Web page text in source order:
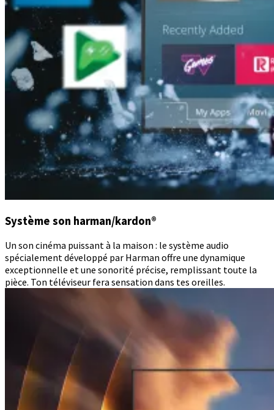
Système son harman/kardon®
Un son cinéma puissant à la maison : le système audio
spécialement développé par Harman offre une dynamique
exceptionnelle et une sonorité précise, remplissant toute la
pièce. Ton téléviseur fera sensation dans tes oreilles.